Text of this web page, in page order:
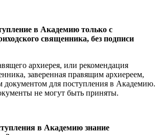
в Академию только с
священника, без подписи
архиерея, или рекомендация
заверенная правящим архиереем,
документом для поступления в Академию.
не могут быть приняты.
в Академию знание